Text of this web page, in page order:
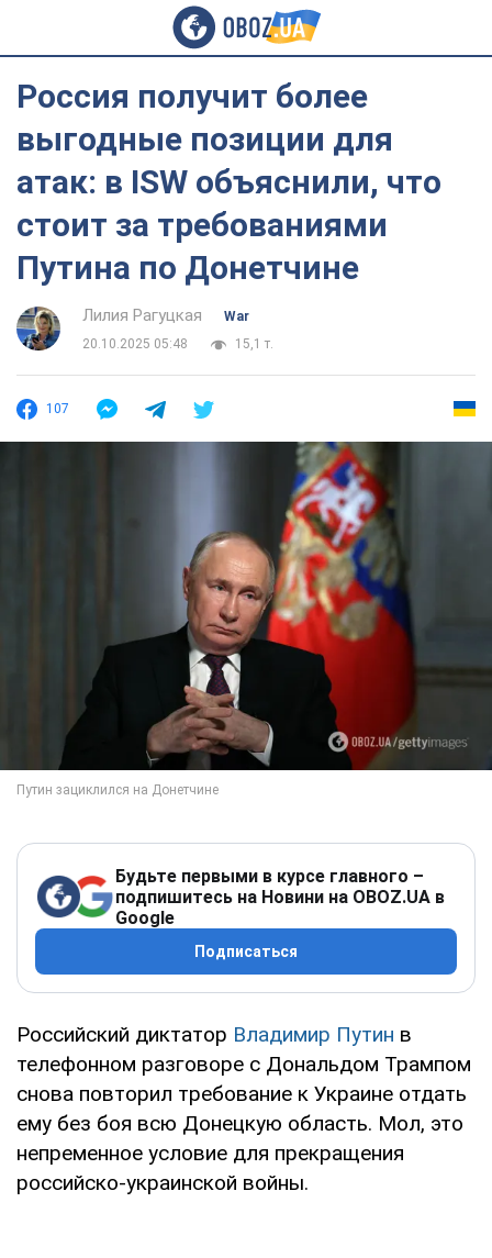
Россия получит более
выгодные позиции для
атак: в ISW объяснили, что
стоит за требованиями
Путина по Донетчине
Лилия Рагуцкая
War
20.10.2025 05:48
15,1 т.
107
Будьте первыми в курсе главного –
подпишитесь на Новини на OBOZ.UA в
Google
Подписаться
Российский диктатор Владимир Путин в
телефонном разговоре с Дональдом Трампом
снова повторил требование к Украине отдать
ему без боя всю Донецкую область. Мол, это
непременное условие для прекращения
российско-украинской войны.